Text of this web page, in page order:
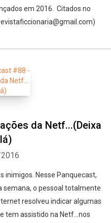
em 2016. Citados no
da Netf...(Deixa
inimigos. Nesse Panquecast,
o pessoal totalmente
resolveu indicar algumas
tem assistido na Netf...nos